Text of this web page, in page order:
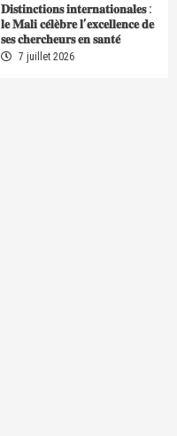
𝐃𝐢𝐬𝐭𝐢𝐧𝐜𝐭𝐢𝐨𝐧𝐬 𝐢𝐧𝐭𝐞𝐫𝐧𝐚𝐭𝐢𝐨𝐧𝐚𝐥𝐞𝐬 :
𝐥𝐞 𝐌𝐚𝐥𝐢 𝐜𝐞́𝐥𝐞̀𝐛𝐫𝐞 𝐥’𝐞𝐱𝐜𝐞𝐥𝐥𝐞𝐧𝐜𝐞 𝐝𝐞
𝐬𝐞𝐬 𝐜𝐡𝐞𝐫𝐜𝐡𝐞𝐮𝐫𝐬 𝐞𝐧 𝐬𝐚𝐧𝐭𝐞́
7 juillet 2026